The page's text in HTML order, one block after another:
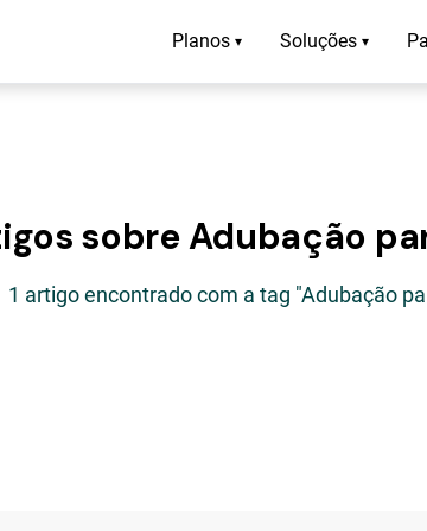
Planos ▾ Soluções ▾
sobre Adubação
1 artigo encontrado com a tag "Adubação